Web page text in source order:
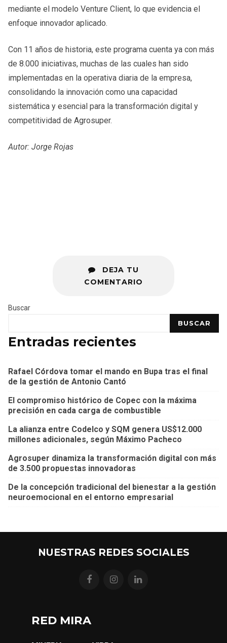
mediante el modelo Venture Client, lo que evidencia el
enfoque innovador aplicado.
Con 11 años de historia, este programa cuenta ya con más
de 8.000 iniciativas, muchas de las cuales han sido
implementadas en la operativa diaria de la empresa,
consolidando la innovación como una capacidad
sistemática y esencial para la transformación digital y
competitividad de Agrosuper.
Autor: Jorge Rojas
DEJA TU
COMENTARIO
Buscar
BUSCAR
Entradas recientes
Rafael Córdova tomar el mando en Bupa tras el final
de la gestión de Antonio Cantó
El compromiso histórico de Copec con la máxima
precisión en cada carga de combustible
La alianza entre Codelco y SQM genera US$12.000
millones adicionales, según Máximo Pacheco
Agrosuper dinamiza la transformación digital con más
de 3.500 propuestas innovadoras
De la concepción tradicional del bienestar a la gestión
neuroemocional en el entorno empresarial
NUESTRAS REDES SOCIALES
RED MIRA